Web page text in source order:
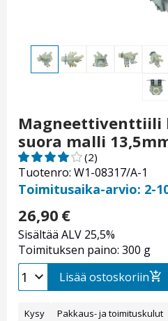
Magneettiventtiili
suora malli
Tuotenro: W1-08317/A-1
(2)
Toimitusaika-arvio: 2-
26,90 €
Sisältää ALV 25,5%
Toimituksen paino: 300 g
Lisää ostoskoriin
Kysy Pakkaus- ja toimituskulut